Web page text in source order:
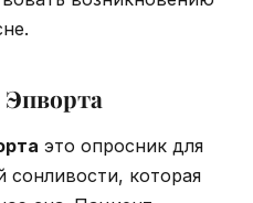
это опросник для
сонливости, которая